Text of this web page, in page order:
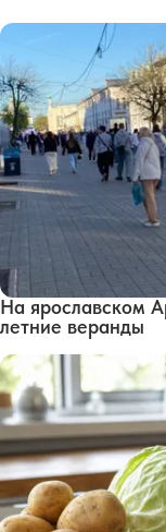
На ярославском
летние веранды